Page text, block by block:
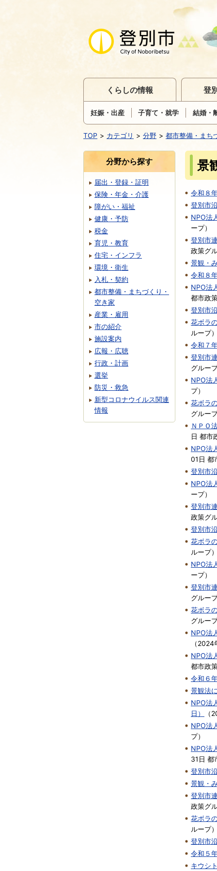
くらしの情報
妊娠・出産 子育て・就学 結婚・
登
TOP カテゴリ 分野 都市整備・まち
景
令和８
登別市
NPO法
ープ）
登別市
政策グ
景観・
令和８
NPO法
都市政
登別市
花ボラ
ループ
令和７
登別市
グルー
NPO法
プ）
花ボラ
グルー
ＮＰＯ
日 都市
NPO法
01日 都
登別市
NPO法
ープ）
登別市
政策グ
登別市
花ボラ
ループ
NPO法
ープ）
登別市
グルー
花ボラ
グルー
NPO法
（2024
NPO法
都市政
令和６
景観法
NPO法
日）
（
NPO法
プ）
NPO法
31日 都
登別市
景観・
登別市
政策グ
花ボラ
ループ
登別市
令和５
キウシ
分野から探す
届出・登録・証明
保険・年金・介護
障がい・福祉
健康・予防
税金
育児・教育
住宅・インフラ
環境・衛生
入札・契約
都市整備・まちづくり・
空き家
産業・雇用
市の紹介
施設案内
広報・広聴
行政・計画
選挙
防災・救急
新型コロナウイルス関連
情報